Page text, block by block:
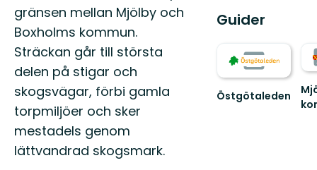
gränsen mellan Mjölby och
Boxholms kommun.
Sträckan går till största
delen på stigar och
skogsvägar, förbi gamla
torpmiljöer och sker
mestadels genom
lättvandrad skogsmark.
Guider
Östgötaleden